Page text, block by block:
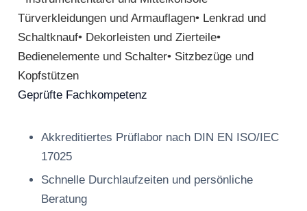
Türverkleidungen und Armauflagen• Lenkrad und
Schaltknauf• Dekorleisten und Zierteile•
Bedienelemente und Schalter• Sitzbezüge und
Kopfstützen
Geprüfte Fachkompetenz
Akkreditiertes Prüflabor nach DIN EN ISO/IEC
17025
Schnelle Durchlaufzeiten und persönliche
Beratung